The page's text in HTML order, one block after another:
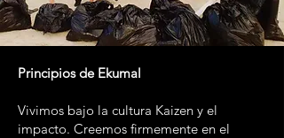
Principios de Ekumal
Vivimos bajo la cultura Kaizen y el
impacto. Creemos firmemente en el